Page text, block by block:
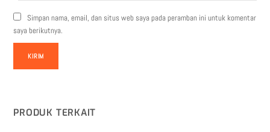
Simpan nama, email, dan situs web saya pada peramban ini untuk komentar
saya berikutnya.
PRODUK TERKAIT